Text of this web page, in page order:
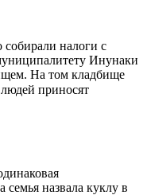
собирали налоги с
Инунаки
На том кладбище
приносят
семья назвала куклу в